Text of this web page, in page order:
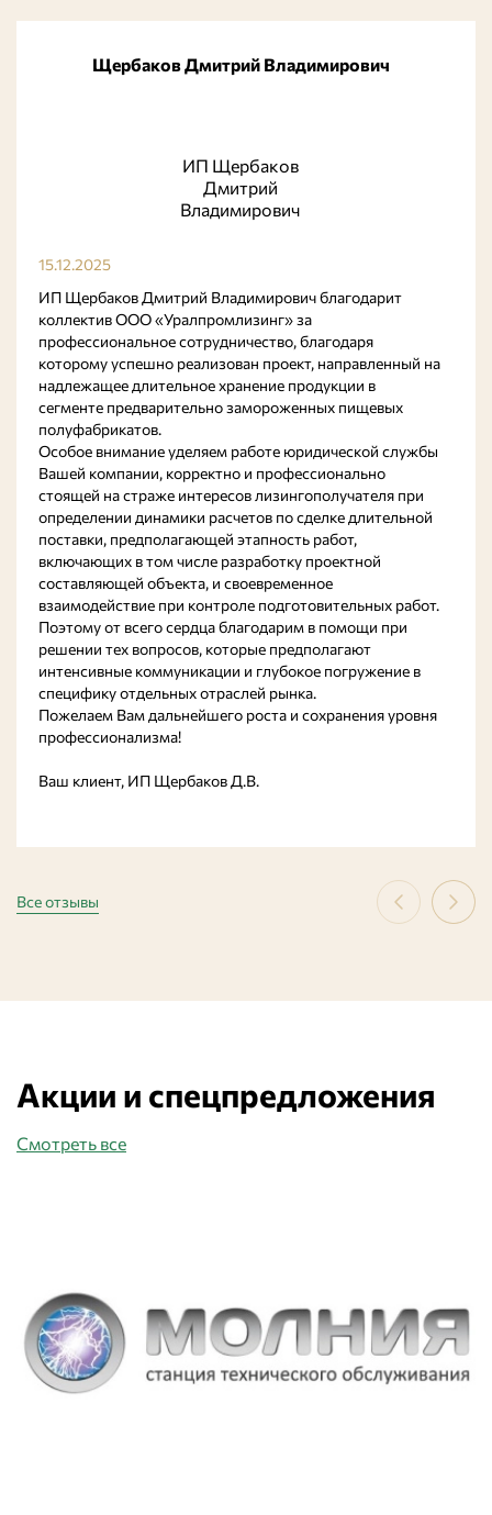
Щербаков Дмитрий Владимирович
ИП Щербаков
Дмитрий
Владимирович
15.12.2025
ИП Щербаков Дмитрий Владимирович благодарит
коллектив ООО «Уралпромлизинг» за
профессиональное сотрудничество, благодаря
которому успешно реализован проект, направленный на
надлежащее длительное хранение продукции в
сегменте предварительно замороженных пищевых
полуфабрикатов.
Особое внимание уделяем работе юридической службы
Вашей компании, корректно и профессионально
стоящей на страже интересов лизингополучателя при
определении динамики расчетов по сделке длительной
поставки, предполагающей этапность работ,
включающих в том числе разработку проектной
составляющей объекта, и своевременное
взаимодействие при контроле подготовительных работ.
Поэтому от всего сердца благодарим в помощи при
решении тех вопросов, которые предполагают
интенсивные коммуникации и глубокое погружение в
специфику отдельных отраслей рынка.
Пожелаем Вам дальнейшего роста и сохранения уровня
профессионализма!
Ваш клиент, ИП Щербаков Д.В.
Все отзывы
Акции и спецпредложения
Смотреть все